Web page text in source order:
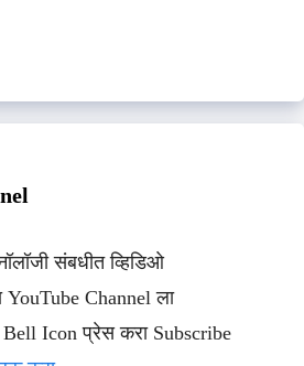
संबधीत व्हिडिओ
YouTube Channel ला
Bell Icon प्रेस करा Subscribe